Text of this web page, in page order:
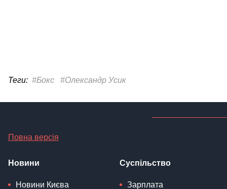
Теги: #Бокс #Олександр Усик
Повна версія
Новини
Новини Києва
Суспільство
Зарплата